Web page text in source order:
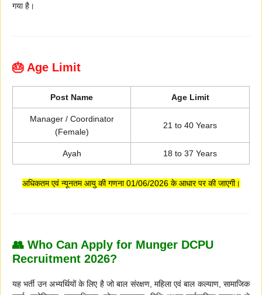
गया है।
🎂 Age Limit
Post Name Age Limit
Manager / Coordinator
(Female)
21 to 40 Years
Ayah 18 to 37 Years
अधिकतम एवं न्यूनतम आयु की गणना 01/06/2026 के आधार पर की जाएगी।
👥 Who Can Apply for Munger DCPU
Recruitment 2026?
यह भर्ती उन अभ्यर्थियों के लिए है जो बाल संरक्षण, महिला एवं बाल कल्याण, सामाजिक